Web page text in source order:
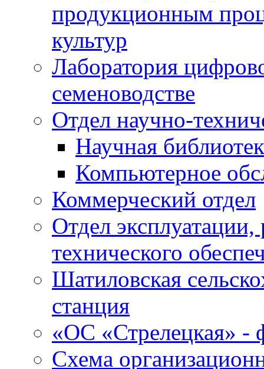
продукционным
культур
Лаборатория
семеноводстве
Отдел научно-
Научная
Компьютерное
Коммерческий отдел
Отдел
технического
Шатиловская
станция
«ОС «Стрелецкая»
Схема